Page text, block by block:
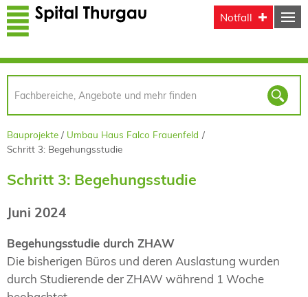
Direkt zum Inhalt
Notfall
Bauprojekte
Umbau Haus Falco Frauenfeld
Schritt 3: Begehungsstudie
Schritt 3: Begehungsstudie
Juni 2024
Begehungsstudie durch ZHAW
Die bisherigen Büros und deren Auslastung wurden
durch Studierende der ZHAW während 1 Woche